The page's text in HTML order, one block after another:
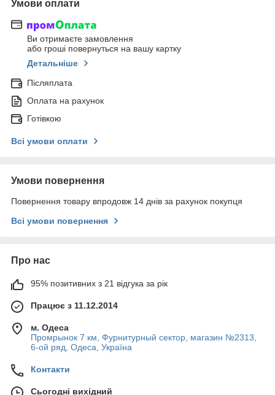
Умови оплати
Ви отримаєте замовлення
або гроші повернуться на вашу картку
Детальніше
Післяплата
Оплата на рахунок
Готівкою
Всі умови оплати
Умови повернення
Повернення товару впродовж 14 днів за рахунок покупця
Всі умови повернення
Про нас
95% позитивних з 21 відгука за рік
Працює з 11.12.2014
м. Одеса
Промрынок 7 км, Фурнитурный сектор, магазин №2313,
6-ой ряд, Одеса, Україна
Контакти
Сьогодні вихідний